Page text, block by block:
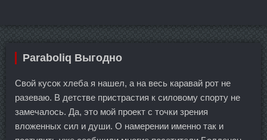
Paraboliq Выгодно
Свой кусок хлеба я нашел, а на весь каравай рот не
разеваю. В детстве пристрастия к силовому спорту не
замечалось. Да, это мой проект с точки зрения
вложенных сил и души. О намерении именно так и